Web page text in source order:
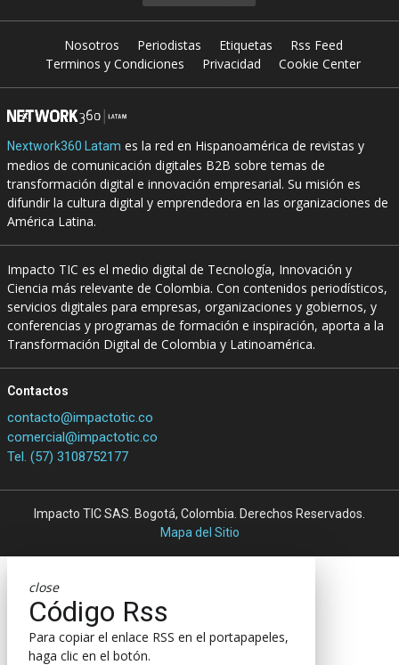
Nosotros Periodistas Etiquetas
Rss Feed
Terminos y Condiciones
Privacidad Cookie Center
Nextwork360 Latam es la red en Hispanoamérica de revistas y
medios de comunicación digitales B2B sobre temas de
transformación digital e innovación empresarial. Su misión es
difundir la cultura digital y emprendedora en las organizaciones de
América Latina.
Impacto TIC es el medio digital de Tecnología, Innovación y
Ciencia más relevante de Colombia. Con contenidos periodísticos,
servicios digitales para empresas, organizaciones y gobiernos, y
conferencias y programas de formación e inspiración, aporta a la
Transformación Digital de Colombia y Latinoamérica.
Contactos
contacto@impactotic.co
comercial@impactotic.co
Tel. (57) 3108752177
Impacto TIC SAS. Bogotá, Colombia. Derechos Reservados.
Mapa del Sitio
close
Código Rss
Para copiar el enlace RSS en el portapapeles,
haga clic en el botón.